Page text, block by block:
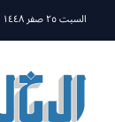
السبت ٢٥ صفر ١٤٤٨ ه - ٠٨ أغسطس ٢٠٢٦